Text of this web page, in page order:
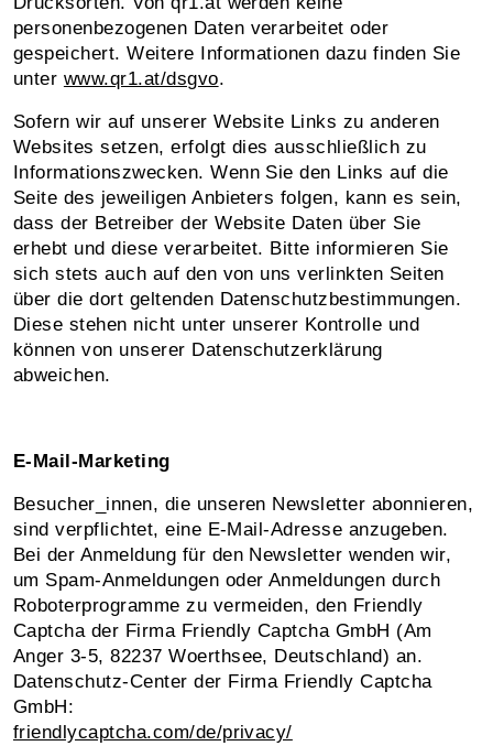
personenbezogenen Daten verarbeitet oder
gespeichert. Weitere Informationen dazu finden Sie
unter www.qr1.at/dsgvo.
Sofern wir auf unserer Website Links zu anderen
Websites setzen, erfolgt dies ausschließlich zu
Informationszwecken. Wenn Sie den Links auf die
Seite des jeweiligen Anbieters folgen, kann es sein,
dass der Betreiber der Website Daten über Sie
erhebt und diese verarbeitet. Bitte informieren Sie
sich stets auch auf den von uns verlinkten Seiten
über die dort geltenden Datenschutzbestimmungen.
Diese stehen nicht unter unserer Kontrolle und
können von unserer Datenschutzerklärung
abweichen.
E-Mail-Marketing
Besucher_innen, die unseren Newsletter abonnieren,
sind verpflichtet, eine E-Mail-Adresse anzugeben.
Bei der Anmeldung für den Newsletter wenden wir,
um Spam-Anmeldungen oder Anmeldungen durch
Roboterprogramme zu vermeiden, den Friendly
Captcha der Firma Friendly Captcha GmbH (Am
Anger 3-5, 82237 Woerthsee, Deutschland) an.
Datenschutz-Center der Firma Friendly Captcha
GmbH:
friendlycaptcha.com/de/privacy/